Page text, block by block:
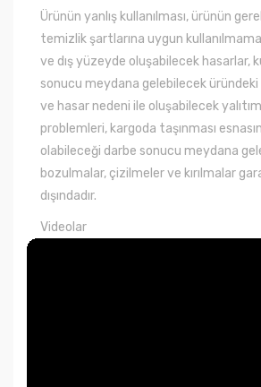
Ürünün yanlış kullanılması, ürünün
temizlik şartlarına uygun
ve dış yüzeyde oluşabilecek hasarlar,
sonucu meydana gelebilecek
ve hasar nedeni ile oluşabilecek
problemleri, kargoda taşınması
olabileceği darbe sonucu meydana
bozulmalar, çizilmeler ve kırılmalar
dışındadır.
Videolar